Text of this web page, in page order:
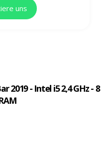
uns
2019 - Intel i5 2,4 GHz - 8